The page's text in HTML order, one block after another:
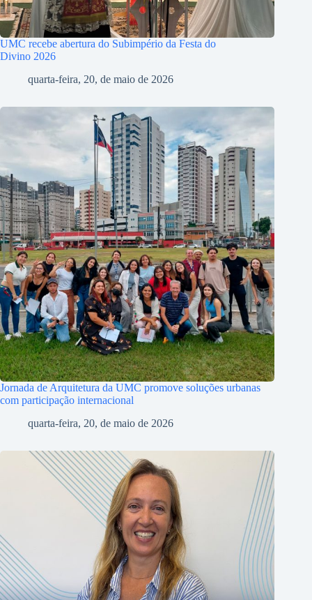
UMC recebe abertura do Subimpério da Festa do
Divino 2026
quarta-feira, 20, de maio de 2026
Jornada de Arquitetura da UMC promove soluções urbanas
com participação internacional
quarta-feira, 20, de maio de 2026